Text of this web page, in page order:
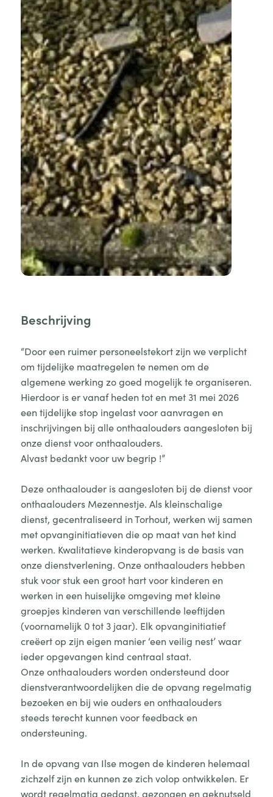
Beschrijving
“Door een ruimer personeelstekort zijn we verplicht
om tijdelijke maatregelen te nemen om de
algemene werking zo goed mogelijk te organiseren.
Hierdoor is er vanaf heden tot en met 31 mei 2026
een tijdelijke stop ingelast voor aanvragen en
inschrijvingen bij alle onthaalouders aangesloten bij
onze dienst voor onthaalouders.
Alvast bedankt voor uw begrip !”
Deze onthaalouder is aangesloten bij de dienst voor
onthaalouders Mezennestje. Als kleinschalige
dienst, gecentraliseerd in Torhout, werken wij samen
met opvanginitiatieven die op maat van het kind
werken. Kwalitatieve kinderopvang is de basis van
onze dienstverlening. Onze onthaalouders hebben
stuk voor stuk een groot hart voor kinderen en
werken in een huiselijke omgeving met kleine
groepjes kinderen van verschillende leeftijden
(voornamelijk 0 tot 3 jaar). Elk opvanginitiatief
creëert op zijn eigen manier ‘een veilig nest’ waar
ieder opgevangen kind centraal staat.
Onze onthaalouders worden ondersteund door
dienstverantwoordelijken die de opvang regelmatig
bezoeken en bij wie ouders en onthaalouders
steeds terecht kunnen voor feedback en
ondersteuning.
In de opvang van Ilse mogen de kinderen helemaal
zichzelf zijn en kunnen ze zich volop ontwikkelen. Er
wordt regelmatig gedanst, gezongen en geknutseld